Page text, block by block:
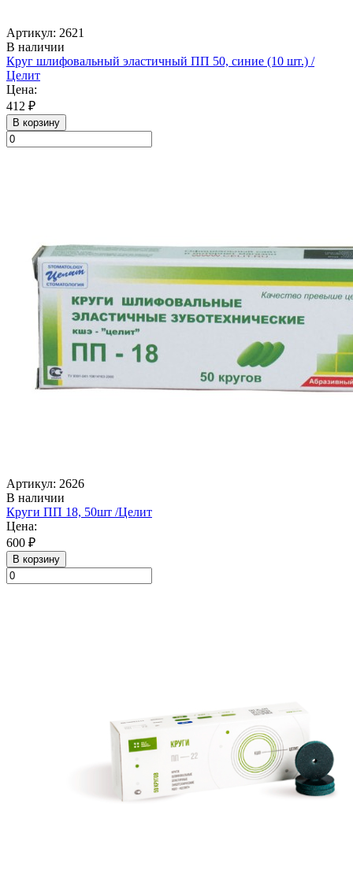
Артикул: 2621
В наличии
Круг шлифовальный эластичный ПП 50, синие (10 шт.) /
Целит
Цена:
412 ₽
В корзину
Артикул: 2626
В наличии
Круги ПП 18, 50шт /Целит
Цена:
600 ₽
В корзину